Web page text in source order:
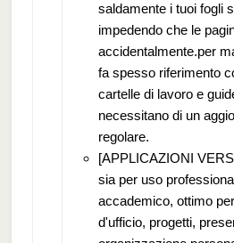
saldamente i tuoi fogli
impedendo che le
accidentalmente.per
fa spesso riferimento
cartelle di lavoro e
necessitano di un
regolare.
[APPLICAZIONI
sia per uso
accademico, ottimo
d'ufficio, progetti,